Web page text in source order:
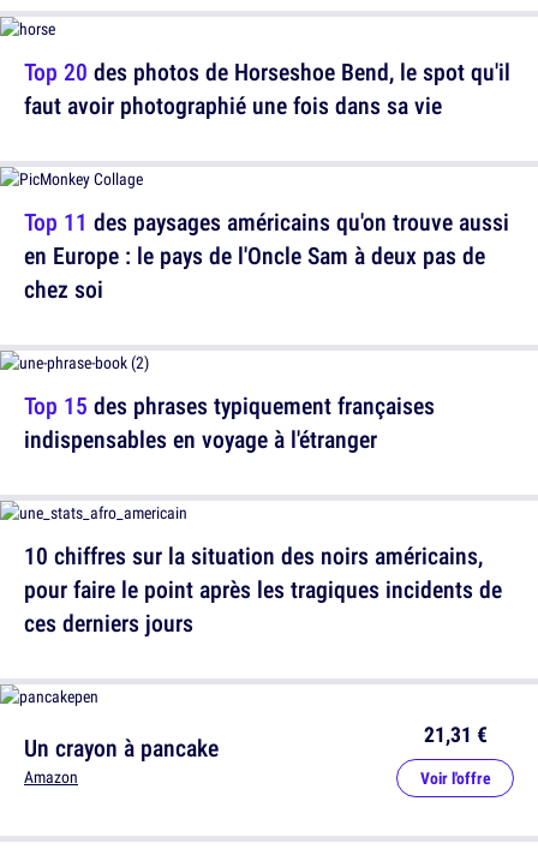
Top 11 des paysages américains qu'on trouve aussi
en Europe : le pays de l'Oncle Sam à deux pas de
chez soi
10 chiffres sur la situation des noirs américains,
pour faire le point après les tragiques incidents de
ces derniers jours
Top 20 des photos de Horseshoe Bend, le spot qu'il
faut avoir photographié une fois dans sa vie
Top 15 des phrases typiquement françaises
indispensables en voyage à l'étranger
Un crayon à pancake
Amazon
21,31 €
Voir l'offre